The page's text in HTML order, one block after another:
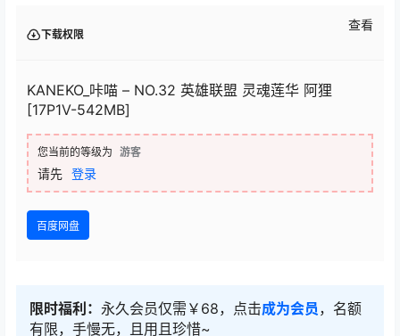
下载权限
查看
KANEKO_咔喵 – NO.32 英雄联盟 灵魂莲华 阿狸
[17P1V-542MB]
您当前的等级为 游客
请先 登录
百度网盘
限时福利： 永久会员仅需￥68，点击成为会员 ，名额
有限，手慢无，且用且珍惜~